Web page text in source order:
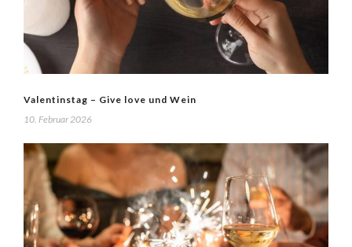
Valentinstag – Give love und Wein
10. Februar 2026